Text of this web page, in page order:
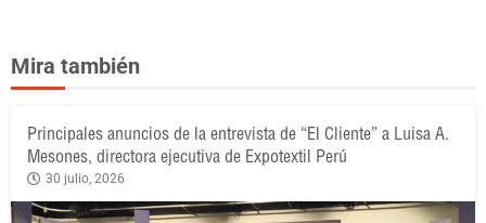
Mira también
Principales anuncios de la entrevista de “El Cliente” a Luisa A.
Mesones, directora ejecutiva de Expotextil Perú
30 julio, 2026